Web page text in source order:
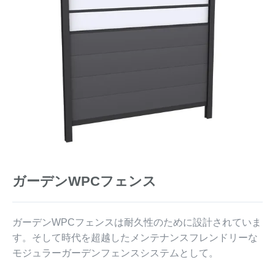
ガーデンWPCフェンス
ガーデンWPCフェンスは耐久性のために設計されていま
す。そして時代を超越したメンテナンスフレンドリーな
モジュラーガーデンフェンスシステムとして。